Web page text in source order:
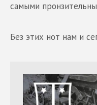
самыми
Без этих нот нам и